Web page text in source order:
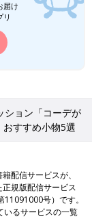
届け
ション「コーデが
すすめ小物5選
配信サービスが、
規版配信サービス
号）です。
いるサービスの一覧